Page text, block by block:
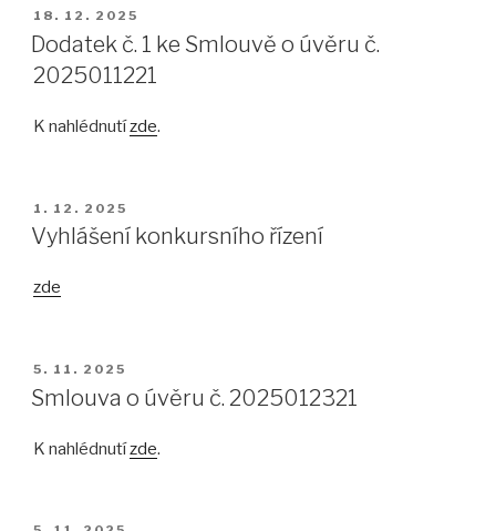
PUBLIKOVÁNO
18. 12. 2025
Dodatek č. 1 ke Smlouvě o úvěru č.
2025011221
K nahlédnutízde.
PUBLIKOVÁNO
1. 12. 2025
Vyhlášení konkursního řízení
zde
PUBLIKOVÁNO
5. 11. 2025
Smlouva o úvěru č. 2025012321
K nahlédnutízde.